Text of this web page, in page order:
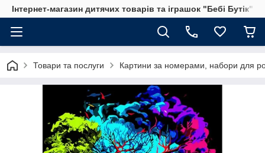
Інтернет-магазин дитячих товарів та іграшок "Бебі Бутік"
Товари та послуги Картини за номерами, набори для